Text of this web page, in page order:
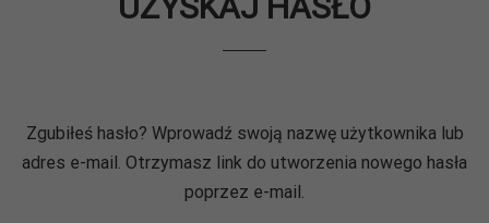
Zgubiłeś hasło? Wprowadź swoją nazwę użytkownika lub
adres e-mail. Otrzymasz link do utworzenia nowego hasła
poprzez e-mail.